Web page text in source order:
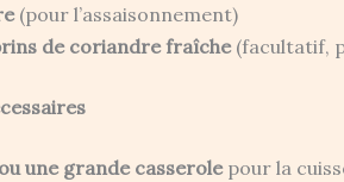
(pour l’assaisonnement)
de coriandre fraîche(facultatif,
une grande casserolepour la